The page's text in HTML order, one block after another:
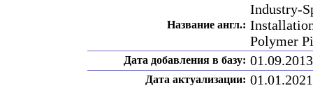
Название англ.:
Industry-
Polymer
Дата добавления в базу: 01.09.2013
Дата актуализации: 01.01.2021